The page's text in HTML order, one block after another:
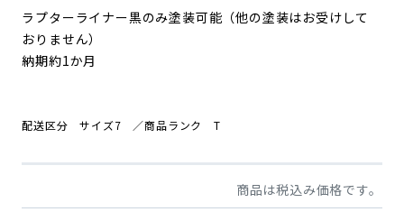
ラプターライナー黒のみ塗装可能（他の塗装はお受けして
おりません）
納期約1か月
配送区分 サイズ7 ／商品ランク T
商品は税込み価格です。